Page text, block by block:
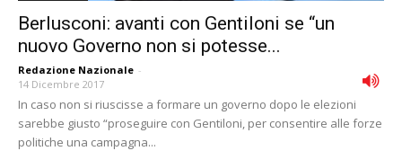
Berlusconi: avanti con Gentiloni se “un
nuovo Governo non si potesse...
Redazione Nazionale -
14 Dicembre 2017
In caso non si riuscisse a formare un governo dopo le elezioni
sarebbe giusto “proseguire con Gentiloni, per consentire alle forze
politiche una campagna...